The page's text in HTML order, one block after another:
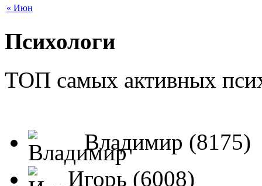
« Июн
Психологи
ТОП самых активных
Владимир (8175)
Игорь (6008)